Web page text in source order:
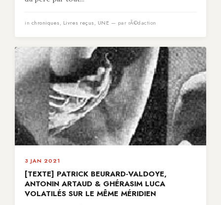
in chroniques, Livres reçus, UNE — par rÃ©daction
3 JAN 2021
[TEXTE] PATRICK BEURARD-VALDOYE,
ANTONIN ARTAUD & GHÉRASIM LUCA
VOLATILÉS SUR LE MÊME MÉRIDIEN